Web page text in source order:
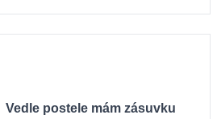
Vedle postele mám zásuvku